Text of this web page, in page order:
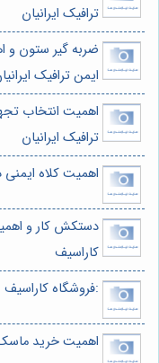
ترافیک ایرانیان
ضربه گیر ستون
ایمن ترافیک
اهمیت انتخاب
ترافیک ایرانیان
اهمیت کلاه
دستکش کار و
کاراسیف
:فروشگاه کاراسیف
اهمیت خرید